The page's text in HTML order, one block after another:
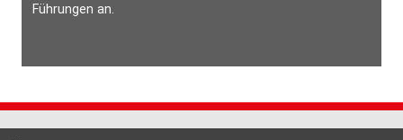
Führungen an.